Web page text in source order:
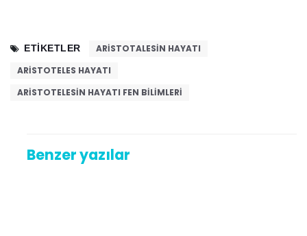
ETIKETLER
ARISTOTALESIN HAYATI
ARISTOTELES HAYATI
ARISTOTELESIN HAYATI FEN BILIMLERI
Benzer yazılar